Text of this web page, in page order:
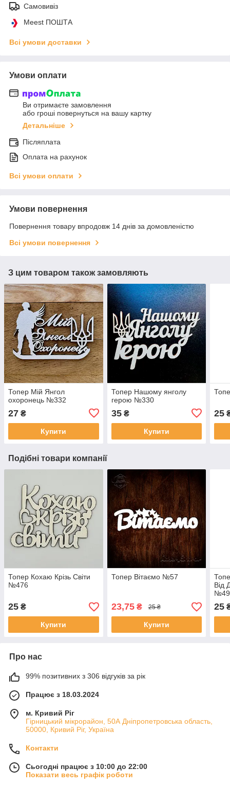
Самовивіз
Meest ПОШТА
Всі умови доставки
Умови оплати
Ви отримаєте замовлення
або гроші повернуться на вашу картку
Детальніше
Післяплата
Оплата на рахунок
Всі умови оплати
Умови повернення
Повернення товару впродовж 14 днів за домовленістю
Всі умови повернення
З цим товаром також замовляють
Топер Мій Янгол
охоронець №332
27 ₴
Купити
Топер Нашому янголу
герою №330
35₴
Купити
25
Подібні товари компанії
Топер Кохаю Крізь Світи
№476
25 ₴
Купити
Топер Вітаємо №57
23,75₴ 25 ₴
Купити
Від
25
Про нас
99% позитивних з 306 відгуків за рік
Працює з 18.03.2024
м. Кривий Ріг
Гірницький мікрорайон, 50А Дніпропетровська область,
50000, Кривий Ріг, Україна
Контакти
Сьогодні працює з 10:00 до 22:00
Показати весь графік роботи